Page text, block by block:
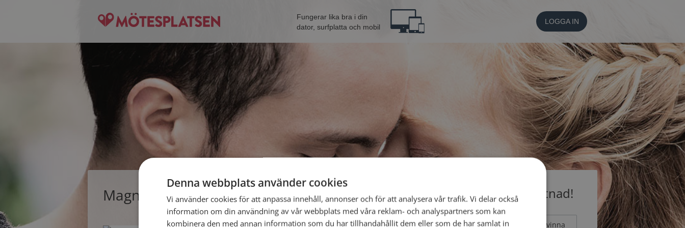
Fungerar lika bra i din
dator, surfplatta och mobil
LOGGA IN
Magnus, singelman från Hällefors Bli medlem utan kostnad!
Jag är en: Man Kvinna
Denna webbplats använder cookies
Vi använder cookies för att anpassa innehåll, annonser och för att analysera vår trafik. Vi delar också
information om din användning av vår webbplats med våra reklam- och analyspartners som kan
kombinera den med annan information som du har tillhandahållit dem eller som de har samlat in